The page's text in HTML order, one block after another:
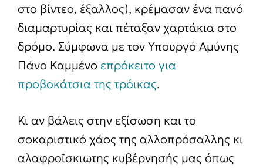
στο βίντεο, έξαλλος), κρέμασαν ένα πανό
διαμαρτυρίας και πέταξαν χαρτάκια στο
δρόμο. Σύμφωνα με τον Υπουργό Αμύνης
Πάνο Καμμένο επρόκειτο για
προβοκάτσια της τρόικας.
Κι αν βάλεις στην εξίσωση και το
σοκαριστικό χάος της αλλοπρόσαλλης κι
αλαφροϊσκιωτης κυβέρνησής μας όπως